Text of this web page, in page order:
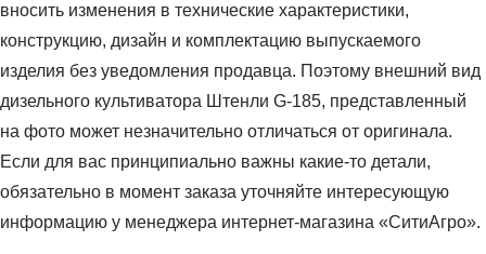
вносить изменения в технические характеристики,
конструкцию, дизайн и комплектацию выпускаемого
изделия без уведомления продавца. Поэтому внешний вид
дизельного культиватора Штенли G-185, представленный
на фото может незначительно отличаться от оригинала.
Если для вас принципиально важны какие-то детали,
обязательно в момент заказа уточняйте интересующую
информацию у менеджера интернет-магазина «СитиАгро».